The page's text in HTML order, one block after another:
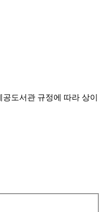
도서관 규정에 따라 상이